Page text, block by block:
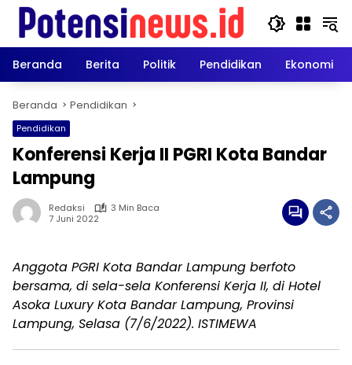
Langsung
konten
Beranda
Berita Politik Pendidikan Ekonomi
Beranda Pendidikan
Pendidikan
Konferensi Kerja II PGRI Kota Bandar
Lampung
Redaksi
3 Min Baca
7 Juni 2022
Anggota PGRI Kota Bandar Lampung berfoto
bersama, di sela-sela Konferensi Kerja II, di Hotel
Asoka Luxury Kota Bandar Lampung, Provinsi
Lampung, Selasa (7/6/2022). ISTIMEWA